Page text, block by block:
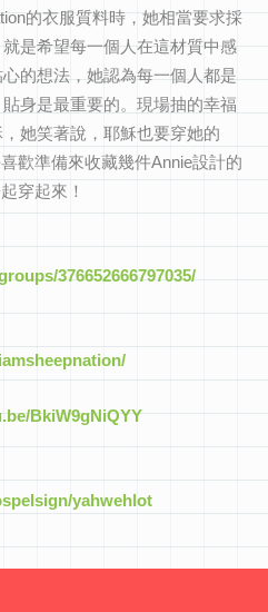
的衣服質料時，她相當要求採
是希望每一個人在這材質中感
的想法，她認為每一個人都是
身是最重要的。現場抽的幸福
她笑著說，耶穌也要穿她的
歡準備來收藏幾件Annie設計的
穿起來！
376652666797035/
BkiW9gNiQYY
yahwehlot